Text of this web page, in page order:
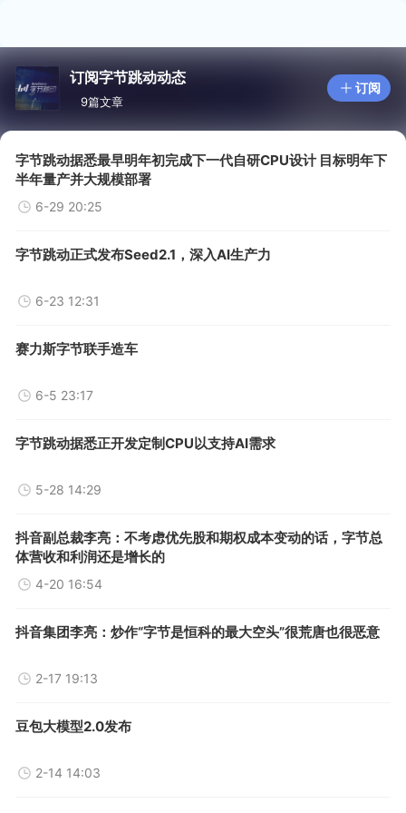
订阅字节跳动动态
9篇文章
订阅
字节跳动据悉最早明年初完成下一代自研CPU设计 目标明年下
半年量产并大规模部署
6-29 20:25
字节跳动正式发布Seed2.1，深入AI生产力
6-23 12:31
赛力斯字节联手造车
6-5 23:17
字节跳动据悉正开发定制CPU以支持AI需求
5-28 14:29
抖音副总裁李亮：不考虑优先股和期权成本变动的话，字节总
体营收和利润还是增长的
4-20 16:54
抖音集团李亮：炒作“字节是恒科的最大空头”很荒唐也很恶意
2-17 19:13
豆包大模型2.0发布
2-14 14:03